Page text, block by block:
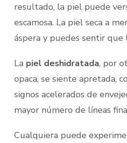
resultado, la piel puede
escamosa. La piel seca a
áspera y puedes sentir que
La piel deshidratada, por
opaca, se siente apretada,
signos acelerados de
mayor número de líneas
Cualquiera puede